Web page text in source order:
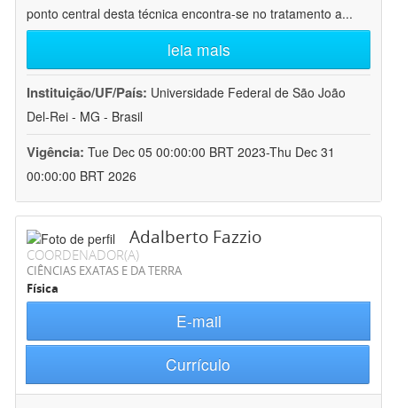
ponto central desta técnica encontra-se no tratamento a...
leia mais
Instituição/UF/País: Universidade Federal de São João
Del-Rei - MG - Brasil
Vigência: Tue Dec 05 00:00:00 BRT 2023-Thu Dec 31
00:00:00 BRT 2026
Adalberto Fazzio
COORDENADOR(A)
CIÊNCIAS EXATAS E DA TERRA
Física
E-mail
Currículo